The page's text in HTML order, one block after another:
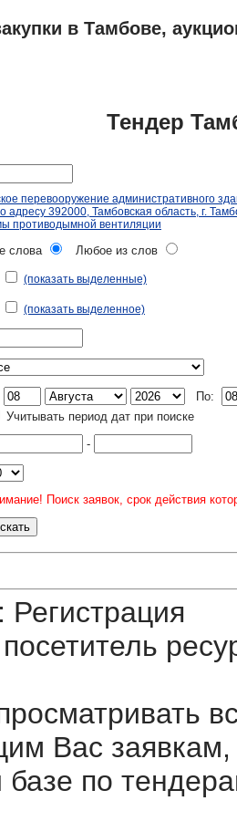
в Тамбове,
Тендер
перевооружение административного
адресу 392000, Тамбовская область, г.
противодымной вентиляции
слова
Любое из слов
(показать выделенные)
(показать выделенное)
По:
Учитывать период дат при поиске
-
Поиск заявок, срок действия
Регистрация
Вас
по